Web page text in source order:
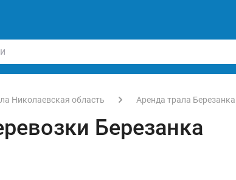
Николаевская область Аренда трала Березанка
Березанка